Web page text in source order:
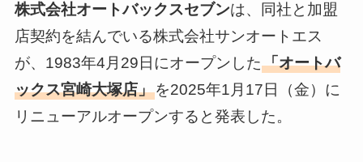
株式会社オートバックスセブンは、同社と加盟
店契約を結んでいる株式会社サンオートエス
が、1983年4月29日にオープンした「オートバ
ックス宮崎大塚店」を2025年1月17日（金）に
リニューアルオープンすると発表した。